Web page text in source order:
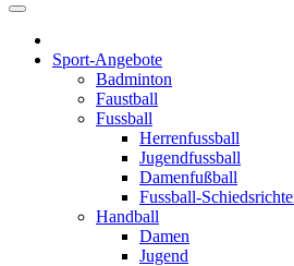
Sport-Angebote
Badminton
Faustball
Fussball
Herrenfussball
Jugendfussball
Damenfußball
Fussball-
Handball
Damen
Jugend